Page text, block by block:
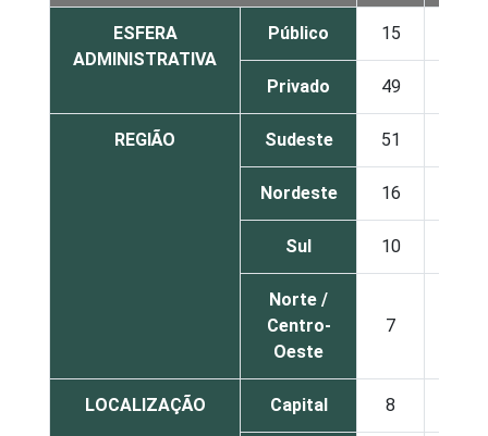
ESFERA
ADMINISTRATIVA
Público 15
Privado 49
REGIÃO Sudeste 51
Nordeste 16
Sul 10
Norte /
Centro-
Oeste
7
LOCALIZAÇÃO Capital 8